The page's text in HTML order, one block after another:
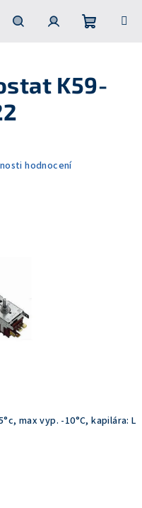
košík
max vyp. -10°C, kapilára: L
K59-
hodnocení